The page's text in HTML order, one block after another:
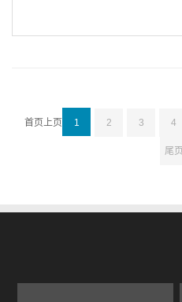
首页 上页 1 2 3 4
尾页